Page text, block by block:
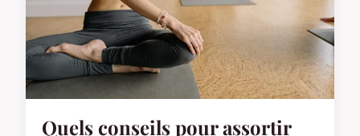
Quels conseils pour assortir